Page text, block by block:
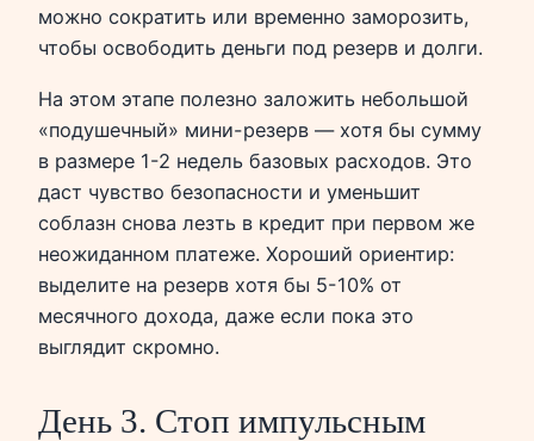
можно сократить или временно заморозить,
чтобы освободить деньги под резерв и долги.
На этом этапе полезно заложить небольшой
«подушечный» мини-резерв — хотя бы сумму
в размере 1-2 недель базовых расходов. Это
даст чувство безопасности и уменьшит
соблазн снова лезть в кредит при первом же
неожиданном платеже. Хороший ориентир:
выделите на резерв хотя бы 5-10% от
месячного дохода, даже если пока это
выглядит скромно.
День 3. Стоп импульсным